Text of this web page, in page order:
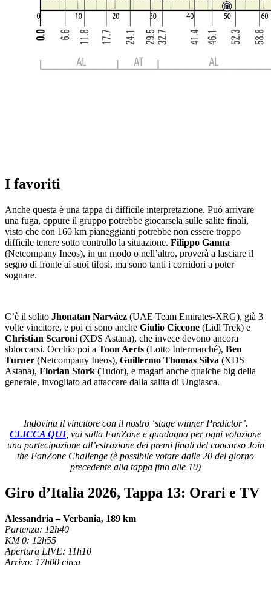
I favoriti
Anche questa è una tappa di difficile interpretazione. Può arrivare
una fuga, oppure il gruppo potrebbe giocarsela sulle salite finali,
visto che con 160 km pianeggianti potrebbe non essere troppo
difficile tenere sotto controllo la situazione. Filippo Ganna
(Netcompany Ineos), in un modo o nell’altro, proverà a lasciare il
segno di fronte ai suoi tifosi, ma sono tanti i corridori a poter
sognare.
C’è il solito Jhonatan Narváez (UAE Team Emirates-XRG), già 3
volte vincitore, e poi ci sono anche Giulio Ciccone (Lidl Trek) e
Christian Scaroni (XDS Astana), che invece devono ancora
sbloccarsi. Occhio poi a Toon Aerts (Lotto Intermarché), Ben
Turner (Netcompany Ineos), Guillermo Thomas Silva (XDS
Astana), Florian Stork (Tudor), e magari anche qualche big della
generale, invogliato ad attaccare dalla salita di Ungiasca.
Indovina il vincitore con il nostro ‘stage winner Predictor’.
CLICCA QUI, vai sulla FanZone e guadagna per ogni votazione
una partecipazione all’estrazione dei premi finali del concorso Join
the FanZone Challenge (è possibile votare dalle 20 del giorno
precedente alla tappa fino alle 10)
Giro d’Italia 2026, Tappa 13: Orari e TV
Alessandria – Verbania, 189 km
Partenza: 12h40
KM 0: 12h55
Apertura LIVE: 11h10
Arrivo: 17h00 circa